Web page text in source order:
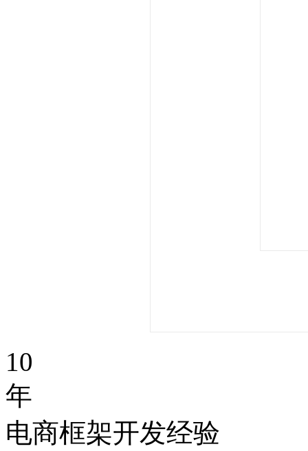
10
年
电商框架开发经验